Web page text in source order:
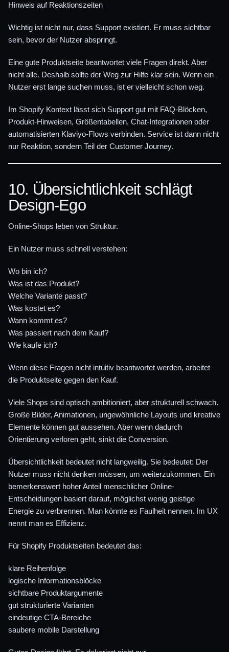
Hinweis auf Reaktionszeiten
Wichtig ist nicht nur, dass Support existiert. Er muss sichtbar
sein, bevor der Nutzer abspringt.
Eine gute Produktseite beantwortet viele Fragen direkt. Aber
nicht alle. Deshalb sollte der Weg zur Hilfe klar sein. Wenn ein
Nutzer erst lange suchen muss, ist er vielleicht schon weg.
Im Shopify Kontext lässt sich Support gut mit FAQ-Blöcken,
Produkt-Hinweisen, Größentabellen, Chat-Integrationen oder
automatisierten Klaviyo-Flows verbinden. Service ist dann nicht
nur Reaktion, sondern Teil der Customer Journey.
10. Übersichtlichkeit schlägt
Design-Ego
Online-Shops leben von Struktur.
Ein Nutzer muss schnell verstehen:
Wo bin ich?
Was ist das Produkt?
Welche Variante passt?
Was kostet es?
Wann kommt es?
Was passiert nach dem Kauf?
Wie kaufe ich?
Wenn diese Fragen nicht intuitiv beantwortet werden, arbeitet
die Produktseite gegen den Kauf.
Viele Shops sind optisch ambitioniert, aber strukturell schwach.
Große Bilder, Animationen, ungewöhnliche Layouts und kreative
Elemente können gut aussehen. Aber wenn dadurch
Orientierung verloren geht, sinkt die Conversion.
Übersichtlichkeit bedeutet nicht langweilig. Sie bedeutet: Der
Nutzer muss nicht denken müssen, um weiterzukommen. Ein
bemerkenswert hoher Anteil menschlicher Online-
Entscheidungen basiert darauf, möglichst wenig geistige
Energie zu verbrennen. Man könnte es Faulheit nennen. Im UX
nennt man es Effizienz.
Für Shopify Produktseiten bedeutet das:
klare Reihenfolge
logische Informationsblöcke
sichtbare Produktargumente
gut strukturierte Varianten
eindeutige CTA-Bereiche
saubere mobile Darstellung